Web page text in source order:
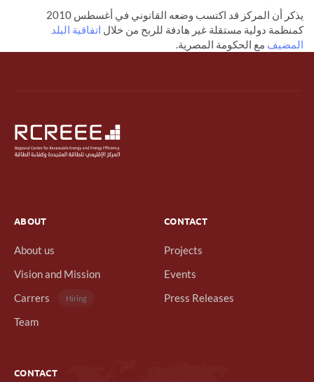
يذكر أن المركز قد اكتسب وضعه القانوني في أغسطس 2010
كمنظمة دولية مستقلة غير هادفة للربح من خلال اتفاقية البلد
المضيف مع الحكومة المصرية.
ABOUT
About us
Vision and Mission
Carrers
Hiring
Team
CONTACT
Projects
Events
Press Releases
CONTACT